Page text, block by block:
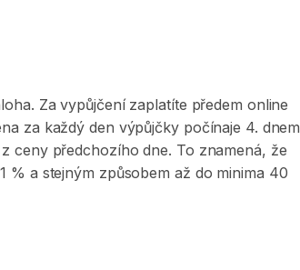
Za vypůjčení zaplatíte předem online
za každý den výpůjčky počínaje 4. dnem
ceny předchozího dne. To znamená, že
% a stejným způsobem až do minima 40